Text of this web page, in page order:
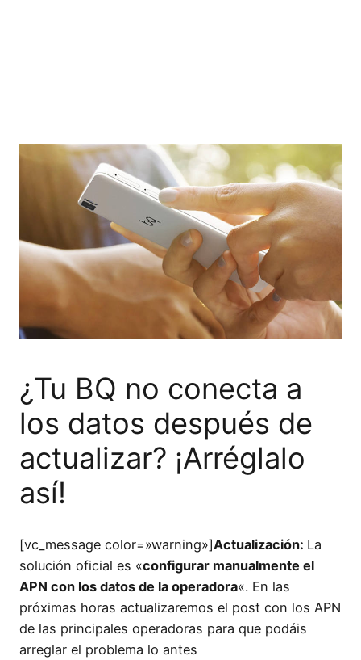
¿Tu BQ no conecta a
los datos después de
actualizar? ¡Arréglalo
así!
[vc_message color=»warning»]Actualización: La
solución oficial es «configurar manualmente el
APN con los datos de la operadora«. En las
próximas horas actualizaremos el post con los APN
de las principales operadoras para que podáis
arreglar el problema lo antes